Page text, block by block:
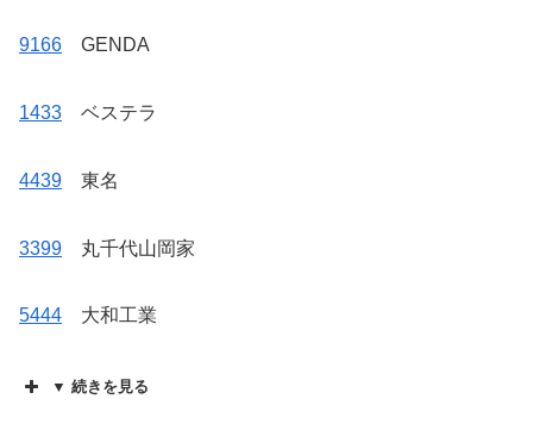
9166 GENDA
1433 ベステラ
4439 東名
3399 丸千代山岡家
5444 大和工業
▼ 続きを見る